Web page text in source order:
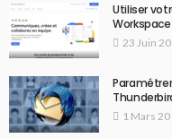
Utiliser
Workspace
23 Juin
1 Mars